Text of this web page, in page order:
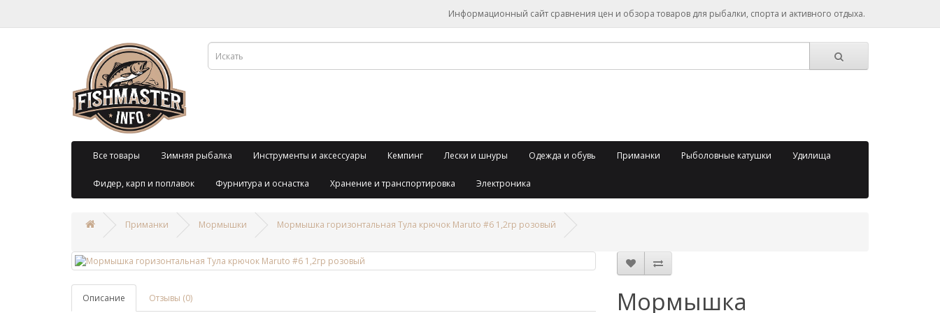
Информационный сайт сравнения цен и обзора товаров для рыбалки, спорта и активного отдыха.
Все товары Зимняя рыбалка Инструменты и аксессуары Кемпинг Лески и шнуры Одежда и обувь Приманки Рыболовные катушки Удилища
Фидер, карп и поплавок Фурнитура и оснастка Хранение и транспортировка Электроника
Приманки Мормышки Мормышка горизонтальная Тула крючок Maruto #6 1,2гр розовый
Описание Отзывы (0)
Мормышка